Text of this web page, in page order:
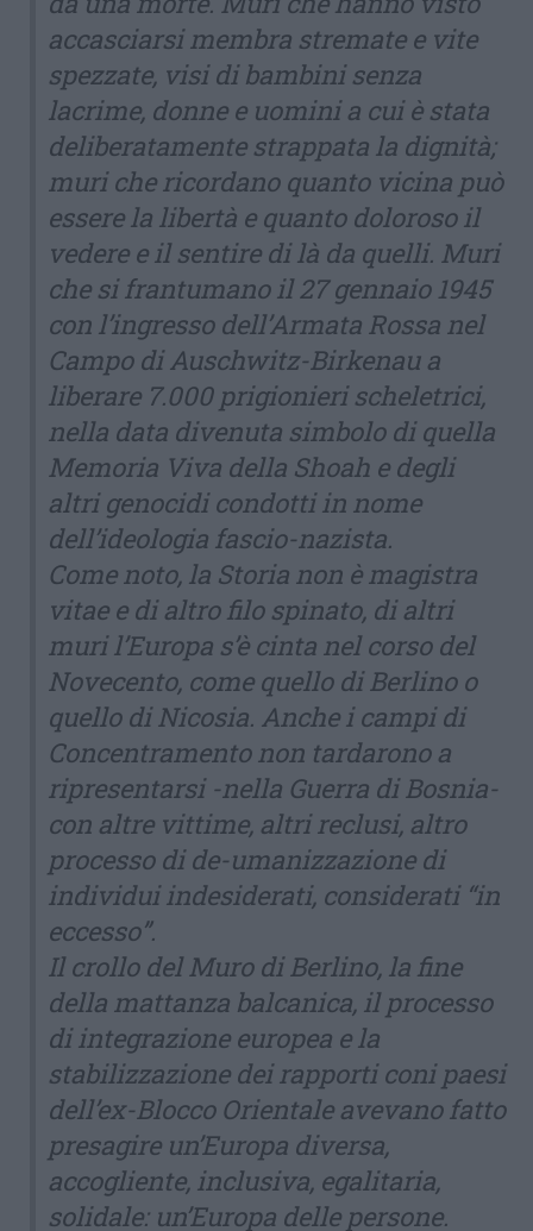
accasciarsi membra stremate e vite
spezzate, visi di bambini senza
lacrime, donne e uomini a cui è stata
deliberatamente strappata la dignità;
muri che ricordano quanto vicina può
essere la libertà e quanto doloroso il
vedere e il sentire di là da quelli. Muri
che si frantumano il 27 gennaio 1945
con l’ingresso dell’Armata Rossa nel
Campo di Auschwitz-Birkenau a
liberare 7.000 prigionieri scheletrici,
nella data divenuta simbolo di quella
Memoria Viva della Shoah e degli
altri genocidi condotti in nome
dell’ideologia fascio-nazista.
Come noto, la Storia non è magistra
vitae e di altro filo spinato, di altri
muri l’Europa s’è cinta nel corso del
Novecento, come quello di Berlino o
quello di Nicosia. Anche i campi di
Concentramento non tardarono a
ripresentarsi -nella Guerra di Bosnia-
con altre vittime, altri reclusi, altro
processo di de-umanizzazione di
individui indesiderati, considerati “in
eccesso”.
Il crollo del Muro di Berlino, la fine
della mattanza balcanica, il processo
di integrazione europea e la
stabilizzazione dei rapporti coni paesi
dell’ex-Blocco Orientale avevano fatto
presagire un’Europa diversa,
accogliente, inclusiva, egalitaria,
solidale: un’Europa delle persone.